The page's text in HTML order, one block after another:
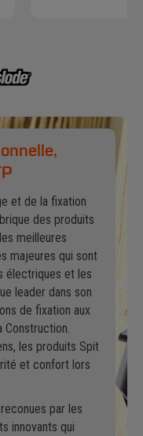
et de la fixation
des produits
meilleures
majeures qui sont
électriques et les
leader dans son
de fixation aux
Construction.
les produits Spit
et confort lors
par les
innovants qui